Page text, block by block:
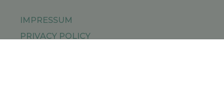
IMPRESSUM
PRIVACY POLICY